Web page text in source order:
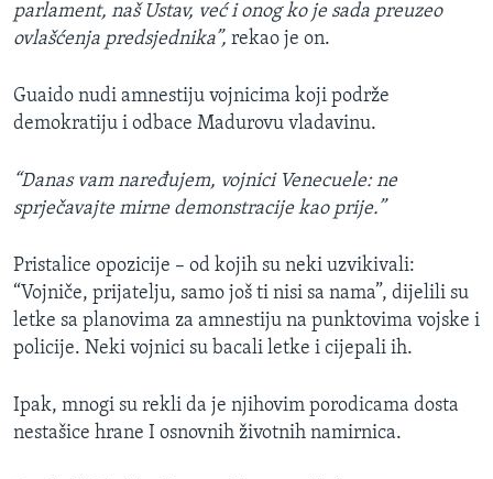
parlament, naš Ustav, već i onog ko je sada preuzeo
ovlašćenja predsjednika”, rekao je on.
Guaido nudi amnestiju vojnicima koji podrže
demokratiju i odbace Madurovu vladavinu.
“Danas vam naređujem, vojnici Venecuele: ne
sprječavajte mirne demonstracije kao prije.”
Pristalice opozicije – od kojih su neki uzvikivali:
“Vojniče, prijatelju, samo još ti nisi sa nama”, dijelili su
letke sa planovima za amnestiju na punktovima vojske i
policije. Neki vojnici su bacali letke i cijepali ih.
Ipak, mnogi su rekli da je njihovim porodicama dosta
nestašice hrane I osnovnih životnih namirnica.